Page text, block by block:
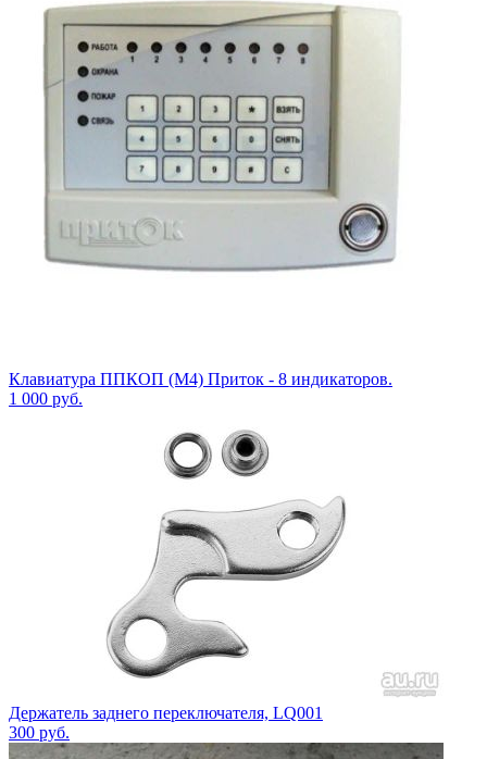
Клавиатура ППКОП (М4) Приток - 8 индикаторов.
1 000 руб.
Держатель заднего переключателя, LQ001
300 руб.